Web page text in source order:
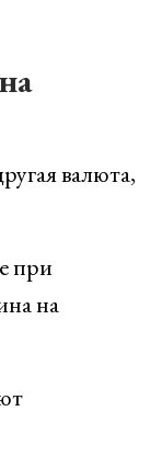
валюта,
при
на